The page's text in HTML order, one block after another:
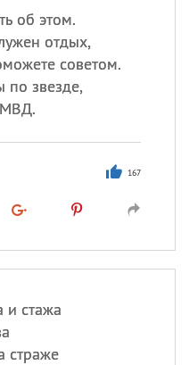
об этом.
отдых,
советом.
звезде,
167
и стажа
страже